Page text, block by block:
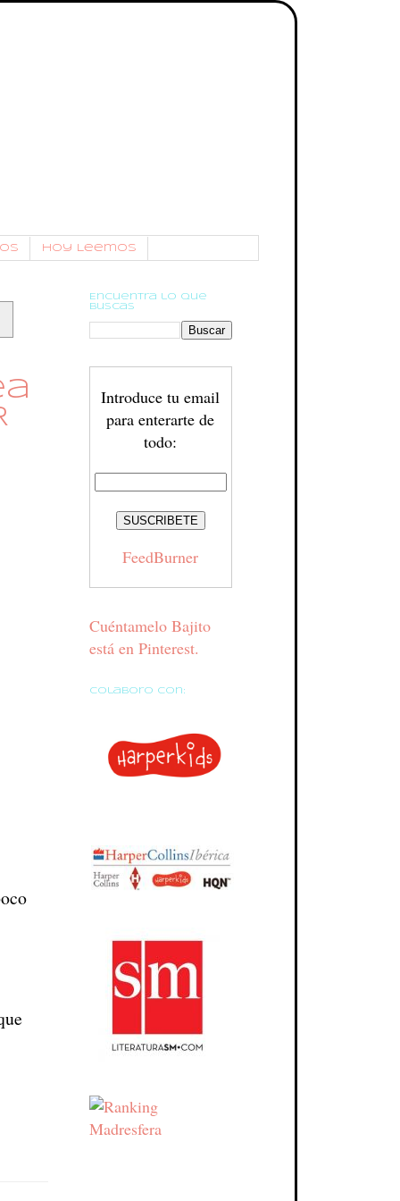
Hoy Leemos
Encuentra lo que
buscas
Introduce tu email
para enterarte de
todo:
FeedBurner
Cuéntamelo Bajito
está en Pinterest.
Colaboro con: